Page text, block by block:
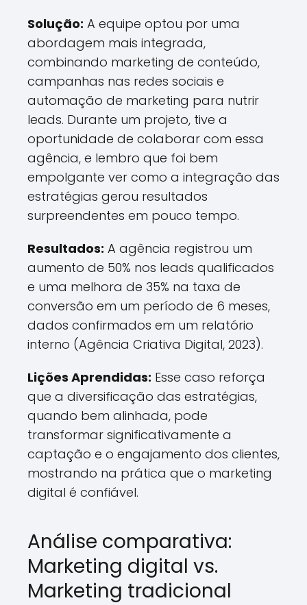
Solução: A equipe optou por uma
abordagem mais integrada,
combinando marketing de conteúdo,
campanhas nas redes sociais e
automação de marketing para nutrir
leads. Durante um projeto, tive a
oportunidade de colaborar com essa
agência, e lembro que foi bem
empolgante ver como a integração das
estratégias gerou resultados
surpreendentes em pouco tempo.
Resultados: A agência registrou um
aumento de 50% nos leads qualificados
e uma melhora de 35% na taxa de
conversão em um período de 6 meses,
dados confirmados em um relatório
interno (Agência Criativa Digital, 2023).
Lições Aprendidas: Esse caso reforça
que a diversificação das estratégias,
quando bem alinhada, pode
transformar significativamente a
captação e o engajamento dos clientes,
mostrando na prática que o marketing
digital é confiável.
Análise comparativa:
Marketing digital vs.
Marketing tradicional